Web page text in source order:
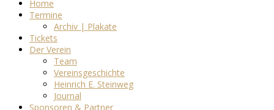
Home
Termine
Archiv | Plakate
Tickets
Der Verein
Team
Vereinsgeschichte
Heinrich E. Steinweg
Journal
Sponsoren & Partner